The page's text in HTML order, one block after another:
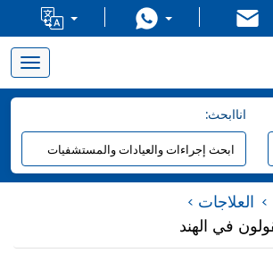
Toggle
navigation
:اناابحث
العلاجات
في الهند